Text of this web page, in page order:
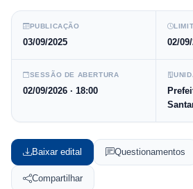
PUBLICAÇÃO
03/09/2025 02/
SESSÃO DE ABERTURA
02/09/2026 · 18:00
Baixar edital Questionamentos
Compartilhar